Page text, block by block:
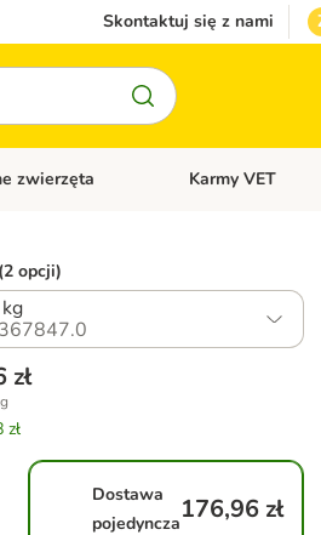
Skontaktuj się z nami
menu kategorii: Akcesoria dla psa
zwierzęta Otwórz menu
Karmy VET
opcji)
zł
zł
Dostawa
pojedyncza176,96 zł